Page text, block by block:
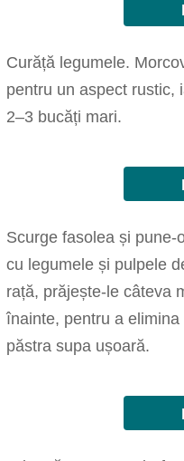
Curăță legumele.
pentru un aspect rustic,
2–3 bucăți mari.
Scurge fasolea și
cu legumele și pulpele
rață, prăjește-le câteva
înainte, pentru a
păstra supa ușoară.